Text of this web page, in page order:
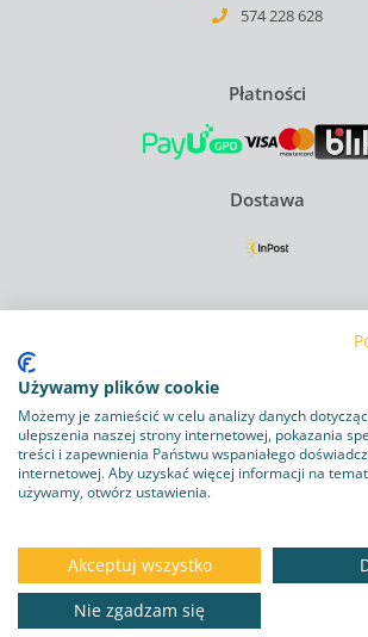
6.05 zł
574 228 628
Płatności
Dostawa
Polityka plików cookie
Obowiązek informacyjny
Program lojalnościowy
Kontakt
Używamy plików cookie
Możemy je zamieścić w celu analizy danych
ulepszenia naszej strony internetowej, pokazania
treści i zapewnienia Państwu wspaniałego
internetowej. Aby uzyskać więcej informacji na
używamy, otwórz ustawienia.
Akceptuj wszystko
Nie zgadzam się